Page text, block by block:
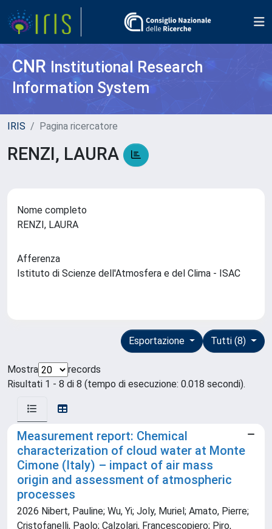
CNR Institutional Research
Information System
IRIS Pagina ricercatore
RENZI, LAURA
Nome completo
RENZI, LAURA
Afferenza
Istituto di Scienze dell'Atmosfera e del Clima - ISAC
Tutti (8)
Esportazione
Mostra
records
Risultati 1 - 8 di 8 (tempo di esecuzione: 0.018 secondi).
Measurement report: Chemical
characterization of cloud water at Monte
Cimone (Italy) – impact of air mass
origin and assessment of atmospheric
processes
2026 Nibert, Pauline; Wu, Yi; Joly, Muriel; Amato, Pierre;
Cristofanelli, Paolo; Calzolari, Francescopiero; Piro,